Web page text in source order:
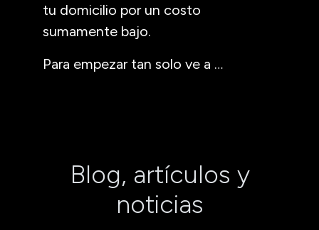
tu domicilio por un costo
sumamente bajo.
Para empezar tan solo ve a …
Blog, artículos y
noticias